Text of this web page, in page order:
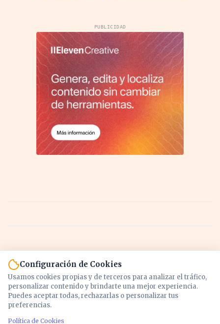
PUBLICIDAD
Configuración de Cookies
Usamos cookies propias y de terceros para analizar el tráfico,
personalizar contenido y brindarte una mejor experiencia.
Puedes aceptar todas, rechazarlas o personalizar tus
preferencias.
Política de Cookies